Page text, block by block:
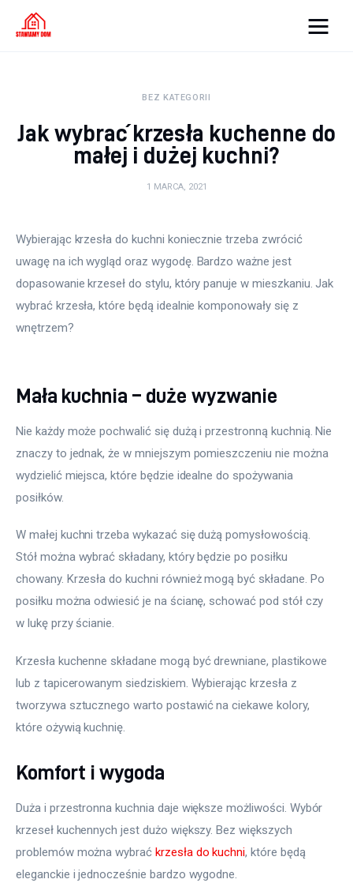
Oświetlenie
Podłoga
Ściany
Remont
Budowa
BEZ KATEGORII
Jak wybrać krzesła kuchenne do
małej i dużej kuchni?
1 MARCA, 2021
Wybierając krzesła do kuchni koniecznie trzeba zwrócić
uwagę na ich wygląd oraz wygodę. Bardzo ważne jest
dopasowanie krzeseł do stylu, który panuje w mieszkaniu. Jak
wybrać krzesła, które będą idealnie komponowały się z
wnętrzem?
Mała kuchnia – duże wyzwanie
Nie każdy może pochwalić się dużą i przestronną kuchnią. Nie
znaczy to jednak, że w mniejszym pomieszczeniu nie można
wydzielić miejsca, które będzie idealne do spożywania
posiłków.
W małej kuchni trzeba wykazać się dużą pomysłowością.
Stół można wybrać składany, który będzie po posiłku
chowany. Krzesła do kuchni również mogą być składane. Po
posiłku można odwiesić je na ścianę, schować pod stół czy
w lukę przy ścianie.
Krzesła kuchenne składane mogą być drewniane, plastikowe
lub z tapicerowanym siedziskiem. Wybierając krzesła z
tworzywa sztucznego warto postawić na ciekawe kolory,
które ożywią kuchnię.
Komfort i wygoda
Duża i przestronna kuchnia daje większe możliwości. Wybór
krzeseł kuchennych jest dużo większy. Bez większych
problemów można wybrać krzesła do kuchni, które będą
eleganckie i jednocześnie bardzo wygodne.